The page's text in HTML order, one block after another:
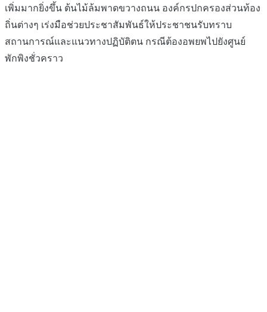
เพิ่มมากยิ่งขึ้น ต้นไม้ล้มพาดขวางถนน องค์กรปกครองส่วนท้อง
ถิ่นต่างๆ เร่งมือช่วยประชาสัมพันธ์ให้ประชาชนรับทราบ
สถานการณ์และแนวทางปฏิบัติตน กรณีต้องอพยพไปยังศูนย์
พักพิงชั่วคราว